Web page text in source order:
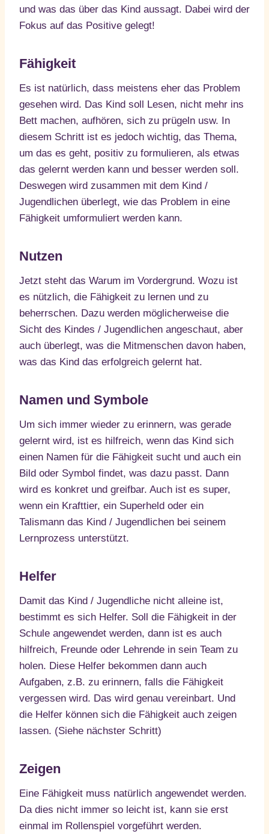
und was das über das Kind aussagt. Dabei wird der
Fokus auf das Positive gelegt!
Fähigkeit
Es ist natürlich, dass meistens eher das Problem
gesehen wird. Das Kind soll Lesen, nicht mehr ins
Bett machen, aufhören, sich zu prügeln usw. In
diesem Schritt ist es jedoch wichtig, das Thema,
um das es geht, positiv zu formulieren, als etwas
das gelernt werden kann und besser werden soll.
Deswegen wird zusammen mit dem Kind /
Jugendlichen überlegt, wie das Problem in eine
Fähigkeit umformuliert werden kann.
Nutzen
Jetzt steht das Warum im Vordergrund. Wozu ist
es nützlich, die Fähigkeit zu lernen und zu
beherrschen. Dazu werden möglicherweise die
Sicht des Kindes / Jugendlichen angeschaut, aber
auch überlegt, was die Mitmenschen davon haben,
was das Kind das erfolgreich gelernt hat.
Namen und Symbole
Um sich immer wieder zu erinnern, was gerade
gelernt wird, ist es hilfreich, wenn das Kind sich
einen Namen für die Fähigkeit sucht und auch ein
Bild oder Symbol findet, was dazu passt. Dann
wird es konkret und greifbar. Auch ist es super,
wenn ein Krafttier, ein Superheld oder ein
Talismann das Kind / Jugendlichen bei seinem
Lernprozess unterstützt.
Helfer
Damit das Kind / Jugendliche nicht alleine ist,
bestimmt es sich Helfer. Soll die Fähigkeit in der
Schule angewendet werden, dann ist es auch
hilfreich, Freunde oder Lehrende in sein Team zu
holen. Diese Helfer bekommen dann auch
Aufgaben, z.B. zu erinnern, falls die Fähigkeit
vergessen wird. Das wird genau vereinbart. Und
die Helfer können sich die Fähigkeit auch zeigen
lassen. (Siehe nächster Schritt)
Zeigen
Eine Fähigkeit muss natürlich angewendet werden.
Da dies nicht immer so leicht ist, kann sie erst
einmal im Rollenspiel vorgeführt werden.